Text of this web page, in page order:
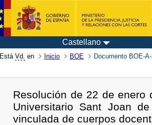
Castellano
Está Vd. en Inicio BOE Documento BOE-
Resolución de 22 de enero
Universitario Sant Joan
vinculada de cuerpos